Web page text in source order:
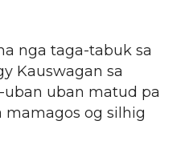
nga taga-tabuk sa
Kauswagan sa
uban matud pa
mamagos og silhig